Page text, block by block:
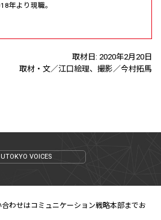
年より現職。
取材日: 2020年2月20日
取材・文／江口絵理、撮影／今村拓馬
UTOKYO VOICES
わせはコミュニケーション戦略本部までお